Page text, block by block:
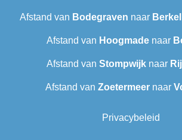
Afstand van Bodegraven naar
Afstand van Hoogmade naar
Afstand van Stompwijk naar
Afstand van Zoetermeernaar
Privacybeleid